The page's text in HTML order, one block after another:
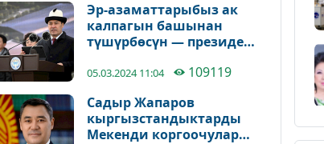
Эр-азаматтарыбыз ак
калпагын башынан
түшүрбөсүн — президент
куттуктады
05.03.2024 11:04
109119
Садыр Жапаров
кыргызстандыктарды
Мекенди коргоочулар